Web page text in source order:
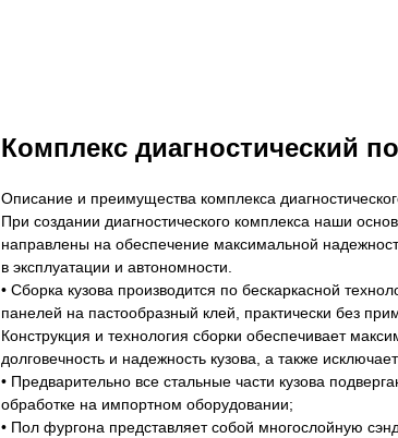
Комплекс диагностический
Описание и преимущества комплекса
При создании диагностического комплекса наши
направлены на обеспечение максимальной
в эксплуатации и автономности.
• Сборка кузова производится по бескаркасной
панелей на пастообразный клей, практически без
Конструкция и технология сборки обеспечивает
долговечность и надежность кузова, а также
• Предварительно все стальные части кузова
обработке на импортном оборудовании;
• Пол фургона представляет собой многослойную